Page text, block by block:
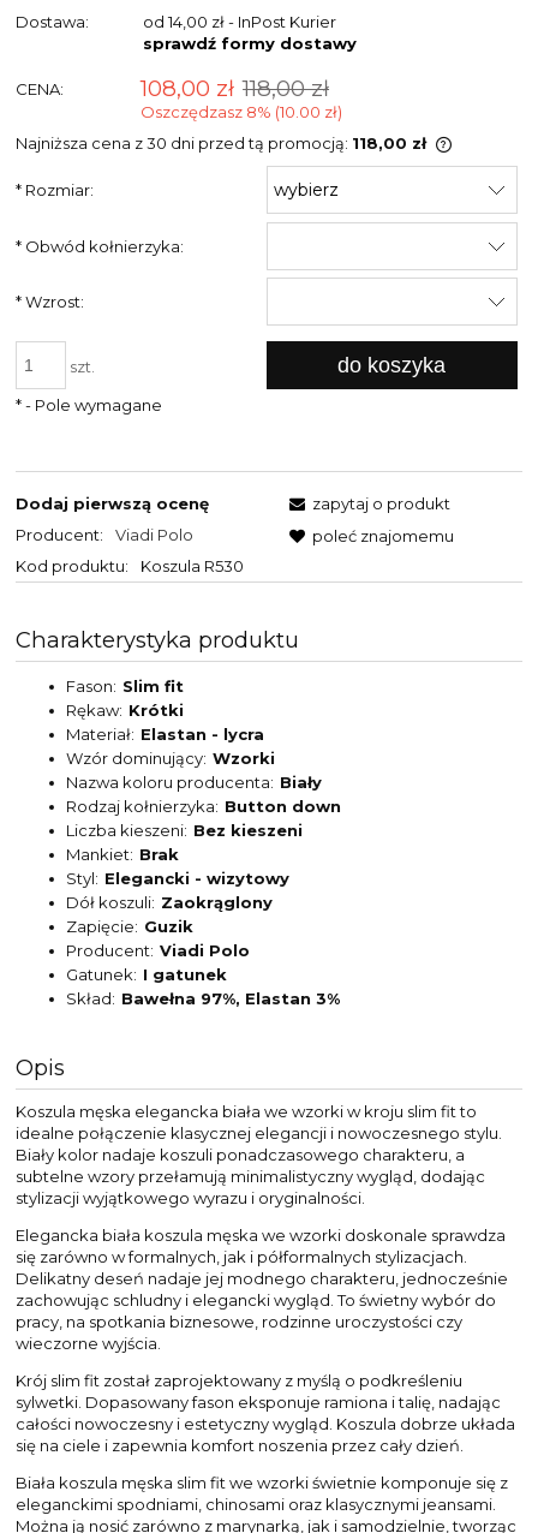
Dostawa:
od 14,00 zł - InPost Kurier
sprawdź formy dostawy
CENA: 108,00 zł 118,00 zł
Oszczędzasz 8% (10.00 zł)
Najniższa cena z 30 dni przed tą promocją: 118,00 zł
Jeżeli
niż 30
cena od
* Rozmiar:
* Obwód kołnierzyka:
*Wzrost:
szt. do koszyka
*- Pole wymagane
Dodaj pierwszą ocenę
Producent:
Viadi Polo
Kod produktu:
Koszula R530
zapytaj o produkt
poleć znajomemu
Charakterystyka produktu
Fason
Slim fit
Rękaw Krótki
Materiał Elastan - lycra
Wzór dominujący Wzorki
Nazwa koloru producenta
Biały
Rodzaj kołnierzyka
Button down
Liczba kieszeni Bez kieszeni
Mankiet
Brak
Styl
Elegancki - wizytowy
Dół koszuli Zaokrąglony
Zapięcie
Guzik
Producent Viadi Polo
Gatunek
I gatunek
Skład
Bawełna 97%, Elastan 3%
Opis
Koszula męska elegancka biała we wzorki w kroju slim fit to
idealne połączenie klasycznej elegancji i nowoczesnego stylu.
Biały kolor nadaje koszuli ponadczasowego charakteru, a
subtelne wzory przełamują minimalistyczny wygląd, dodając
stylizacji wyjątkowego wyrazu i oryginalności.
Elegancka biała koszula męska we wzorki doskonale sprawdza
się zarówno w formalnych, jak i półformalnych stylizacjach.
Delikatny deseń nadaje jej modnego charakteru, jednocześnie
zachowując schludny i elegancki wygląd. To świetny wybór do
pracy, na spotkania biznesowe, rodzinne uroczystości czy
wieczorne wyjścia.
Krój slim fit został zaprojektowany z myślą o podkreśleniu
sylwetki. Dopasowany fason eksponuje ramiona i talię, nadając
całości nowoczesny i estetyczny wygląd. Koszula dobrze układa
się na ciele i zapewnia komfort noszenia przez cały dzień.
Biała koszula męska slim fit we wzorki świetnie komponuje się z
eleganckimi spodniami, chinosami oraz klasycznymi jeansami.
Można ją nosić zarówno z marynarką, jak i samodzielnie, tworząc